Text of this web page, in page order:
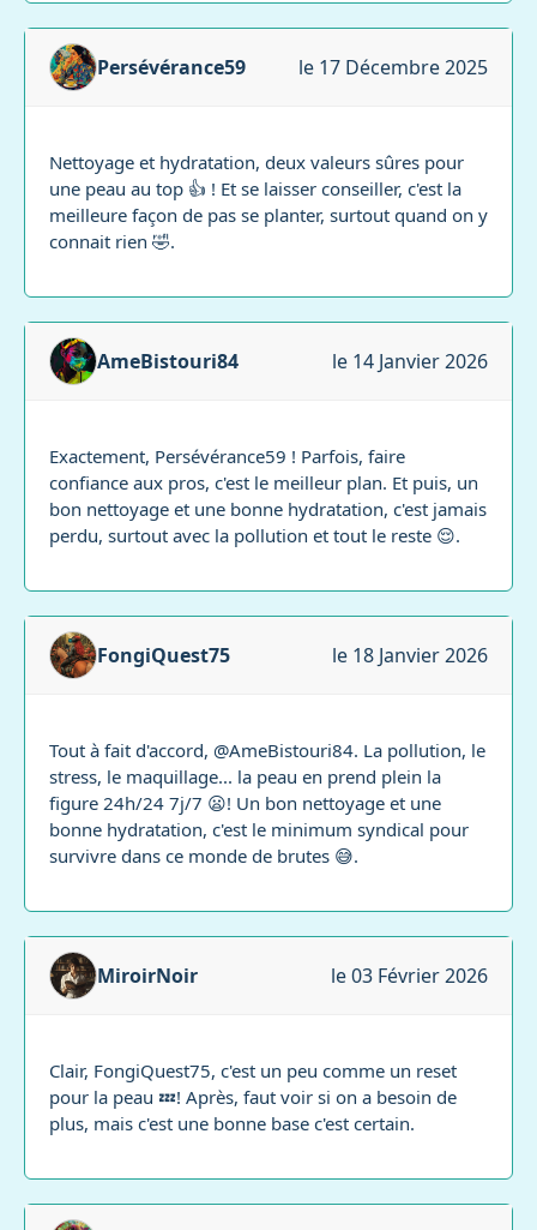
Persévérance59 le 17 Décembre 2025
Nettoyage et hydratation, deux valeurs sûres pour
une peau au top 👍 ! Et se laisser conseiller, c'est la
meilleure façon de pas se planter, surtout quand on y
connait rien 🤣.
AmeBistouri84 le 14 Janvier 2026
Exactement, Persévérance59 ! Parfois, faire
confiance aux pros, c'est le meilleur plan. Et puis, un
bon nettoyage et une bonne hydratation, c'est jamais
perdu, surtout avec la pollution et tout le reste 😌.
FongiQuest75 le 18 Janvier 2026
Tout à fait d'accord, @AmeBistouri84. La pollution, le
stress, le maquillage... la peau en prend plein la
figure 24h/24 7j/7 😦! Un bon nettoyage et une
bonne hydratation, c'est le minimum syndical pour
survivre dans ce monde de brutes 😅.
MiroirNoir le 03 Février 2026
Clair, FongiQuest75, c'est un peu comme un reset
pour la peau 💤! Après, faut voir si on a besoin de
plus, mais c'est une bonne base c'est certain.